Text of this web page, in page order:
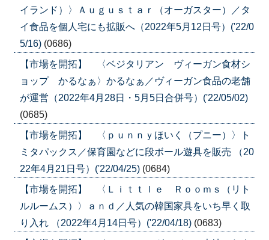
イランド）〉Ａｕｇｕｓｔａｒ（オーガスター）／タ
イ食品を個人宅にも拡販へ（2022年5月12日号）('22/0
5/16) (0686)
【市場を開拓】 〈ベジタリアン ヴィーガン食材シ
ョップ かるなぁ〉かるなぁ／ヴィーガン食品の老舗
が運営（2022年4月28日・5月5日合併号）('22/05/02)
(0685)
【市場を開拓】 〈ｐｕｎｎｙほいく（プニー）〉ト
ミタパックス／保育園などに段ボール遊具を販売 （20
22年4月21日号）('22/04/25) (0684)
【市場を開拓】 〈Ｌｉｔｔｌｅ Ｒｏｏｍｓ（リト
ルルームス）〉ａｎｄ／人気の韓国家具をいち早く取
り入れ （2022年4月14日号）('22/04/18) (0683)